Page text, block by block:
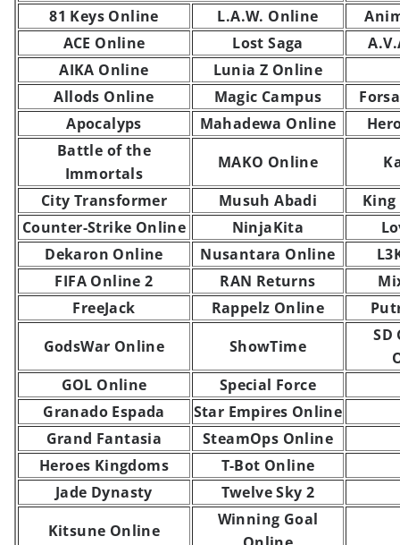
81 Keys Online
L.A.W. Online
ACE Online
Lost Saga
AIKA Online
Lunia Z Online
Allods Online
Magic Campus
Apocalyps
Mahadewa Online
Battle of the
Immortals
MAKO Online
City Transformer
Musuh Abadi
King
Counter-Strike Online
NinjaKita
Dekaron Online
Nusantara Online
FIFA Online 2
RAN Returns
FreeJack
Rappelz Online
GodsWar Online
ShowTime
SD
GOL Online
Special Force
Granado Espada
Star Empires Online
Grand Fantasia
SteamOps Online
Heroes Kingdoms
T-Bot Online
Jade Dynasty
Twelve Sky 2
Kitsune Online
Winning Goal